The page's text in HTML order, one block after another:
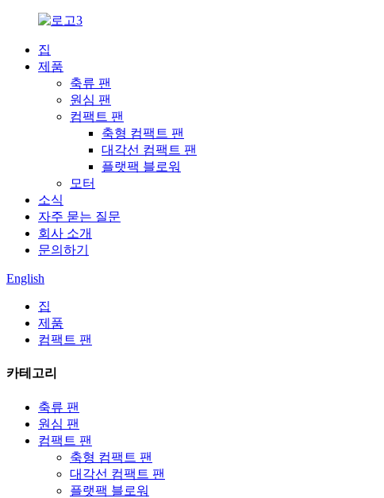
집
제품
축류 팬
원심 팬
컴팩트 팬
축형 컴팩트 팬
대각선 컴팩트 팬
플랫팩 블로워
모터
소식
자주 묻는 질문
회사 소개
문의하기
English
집
제품
컴팩트 팬
카테고리
축류 팬
원심 팬
컴팩트 팬
축형 컴팩트 팬
대각선 컴팩트 팬
플랫팩 블로워